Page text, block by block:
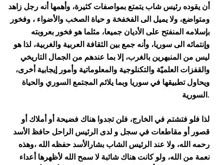
أن يقوده رئيس شاب يتمتع بمواصفات كثيرة، وأهمها أنه رجل زاهد
ومتواضع، ولا يميل الى الفخفخة و حياة الصخب والأضواء ، وفخور
بإسلامه المنفتح على الأديان جميعا، مثلما هو فخور بعروبته
وإنتمائه الى سوريا، وأنه جمع بين الثقافة العربية والغربية، لذا هو
ليس من المنبهرين بالغرب، إلا بما عندهم من الجمال التاريخي
والقفزات العلميّة والتكنلوجية والمعلوماتية وأمور إيجابية أخرى،
ويحاول تطبيقها في سوريا وبما يلائم المجتمع السوري والحياة
السورية.
لذا فلو فتشتم في الخارج، فلن تجدوا هناك فضيحة أو أملاك أو
قصور أو مقاطعات في سجل و لدى الرئيس الراحل حافظ الأسد
رحمه الله، ولا عند الرئيس الشاب بشارالأسد حفظه الله ،وهذه
نعمة من الله، ولو كانت هناك شائبة لا سمح الله لأظهرها أعداء